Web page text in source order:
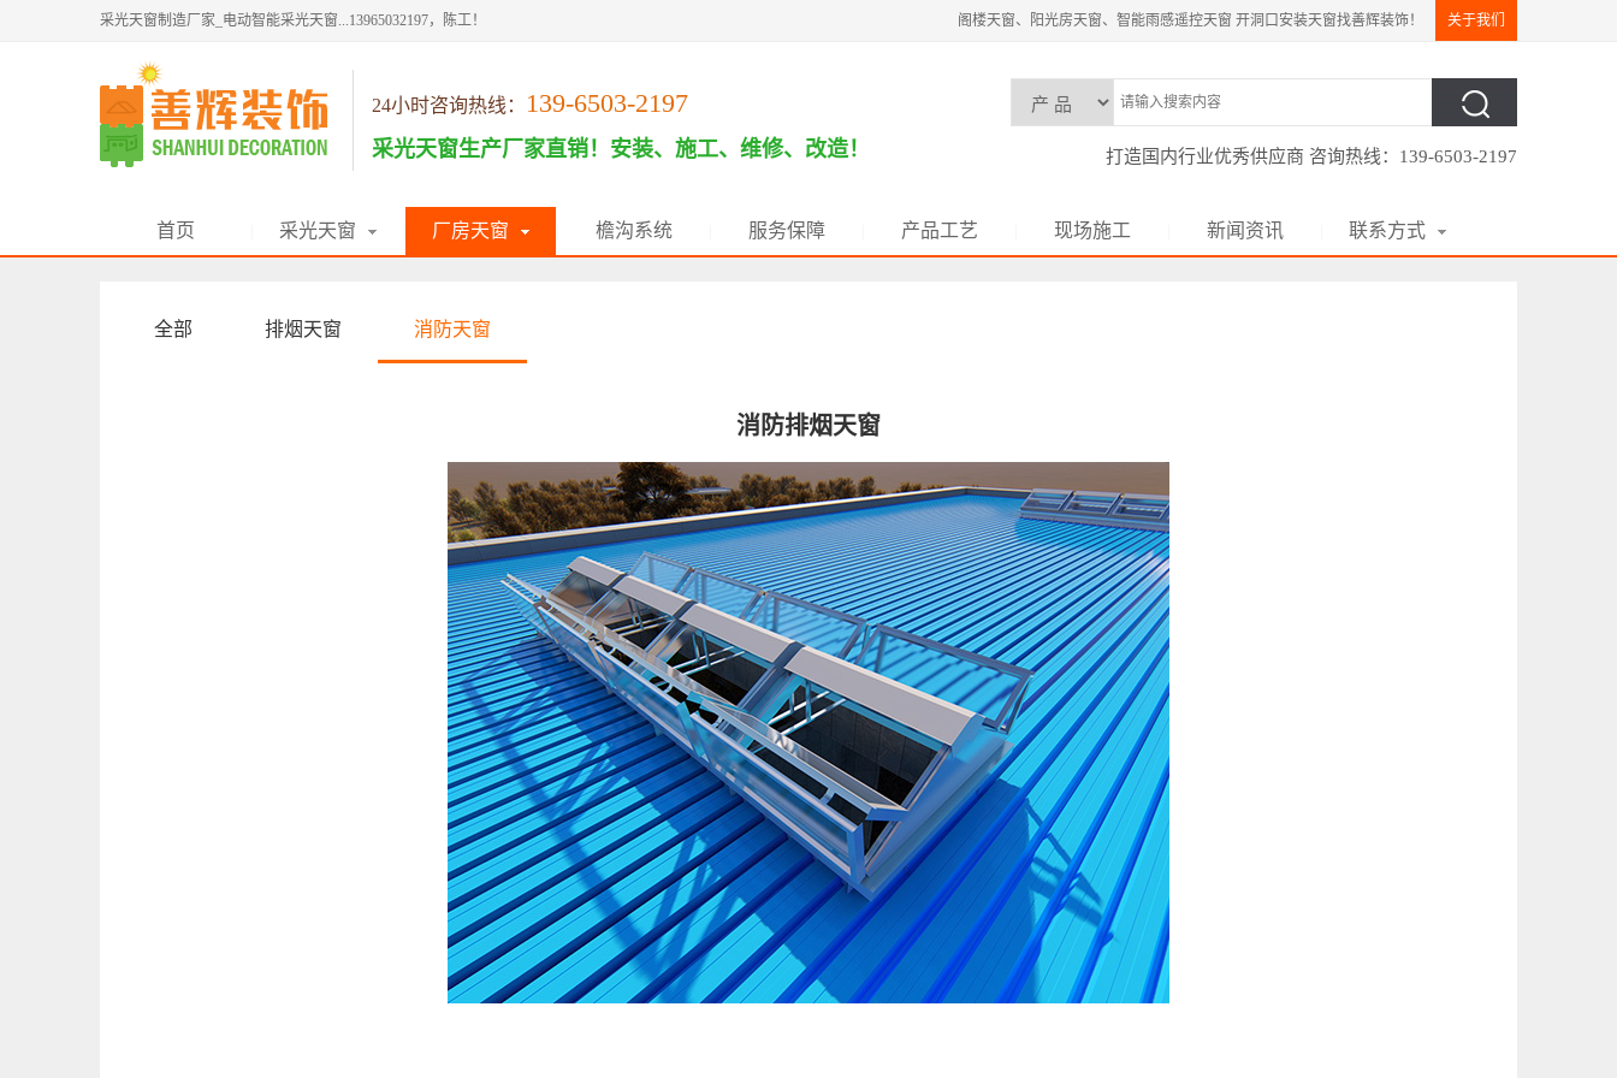
采光天窗制造厂家_电动智能采光天窗...13965032197，陈工！ 阁楼天窗、阳光房天窗、智能雨感遥控天窗 开洞口安装天窗找善辉装饰！ 关于我们
24小时咨询热线： 139-6503-2197
采光天窗生产厂家直销！安装、施工、维修、改造！ 打造国内行业优秀供应商 咨询热线：139-6503-2197
首页 采光天窗 厂房天窗 檐沟系统 服务保障 产品工艺 现场施工 新闻资讯 联系方式
全部 排烟天窗 消防天窗
消防排烟天窗